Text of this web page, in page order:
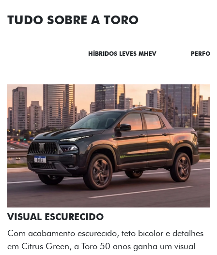
TUDO SOBRE A TORO
HÍBRIDOS LEVES MHEV
ADESIVOS ESTILIZADOS
Os adesivos aplicados no capô e nas laterais
reforçam a identidade única dessa edição para lá de
comemorativa.